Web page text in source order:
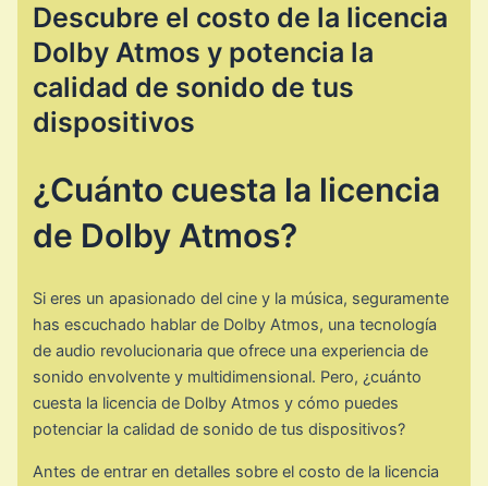
Descubre el costo de la licencia
Dolby Atmos y potencia la
calidad de sonido de tus
dispositivos
¿Cuánto cuesta la licencia
de Dolby Atmos?
Si eres un apasionado del cine y la música, seguramente
has escuchado hablar de Dolby Atmos, una tecnología
de audio revolucionaria que ofrece una experiencia de
sonido envolvente y multidimensional. Pero, ¿cuánto
cuesta la licencia de Dolby Atmos y cómo puedes
potenciar la calidad de sonido de tus dispositivos?
Antes de entrar en detalles sobre el costo de la licencia